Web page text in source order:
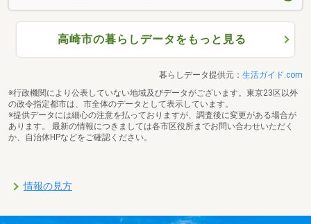
高崎市の暮らしデータをもっと見る
暮らしデータ提供元： 生活ガイド.com
※行政機関により公表していない地域及びデータがございます。東京23区以外
の政令指定都市は、市全体のデータとして表示しています。
※提供データには細心の注意を払っておりますが、調査後に変更がある場合が
あります。 最新の情報につきましては各市区役所までお問い合わせいただく
か、自治体HPなどをご確認ください。
情報の見方